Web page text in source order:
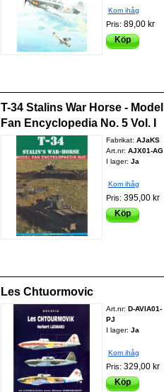
Kom ihåg
Pris:89,00 kr
Köp
T-34 Stalins War Horse - Model
Fan Encyclopedia No. 5 Vol. I
Fabrikat:AJaKS
Art.nr:AJX01-AG
I lager: Ja
Kom ihåg
Pris:395,00 kr
Köp
Les Chtuormovic
Art.nr:D-AVIA01-
PJ
I lager: Ja
Kom ihåg
Pris:329,00 kr
Köp